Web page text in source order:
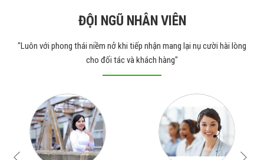
ĐỘI NGŨ NHÂN VIÊN
"Luôn với phong thái niềm nở khi tiếp nhận mang lại nụ cười hài lòng
cho đối tác và khách hàng"